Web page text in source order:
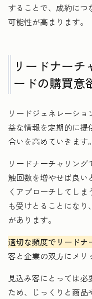
することで、成約につ
可能性が高まります。
リードナーチ
ードの購買意
リードジェネレーシ
益な情報を定期的に提
合いを高めていきます。
リードナーチャリン
触回数を増やせば良い
くアプローチしてし
も受けとることにな
があります。
適切な頻度でリードナ
客と企業の双方にメリ
見込み客にとっては
ため、じっくりと商品